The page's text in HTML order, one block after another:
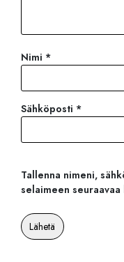
Nimi *
Sähköposti *
Tallenna nimeni,
selaimeen